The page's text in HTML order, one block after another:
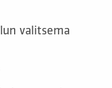
valitsema